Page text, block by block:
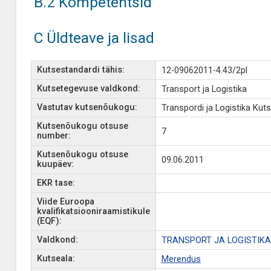
C Üldteave ja lisad
Kutsestandardi tähis:
12-09062011-4.43/2pl
Kutsetegevuse valdkond:
Transport ja Logistika
Vastutav kutsenõukogu:
Transpordi ja Logistika
Kutsenõukogu otsuse
number:
7
Kutsenõukogu otsuse
kuupäev:
09.06.2011
EKR tase:
Viide Euroopa
kvalifikatsiooniraamistikule
(EQF):
Valdkond:
TRANSPORT JA LOGISTIKA
Kutseala:
Merendus